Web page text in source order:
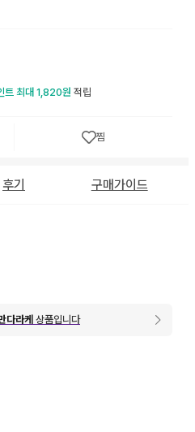
트 최대 1,820원 적립
찜
후기 구매가이드
다라케 상품입니다